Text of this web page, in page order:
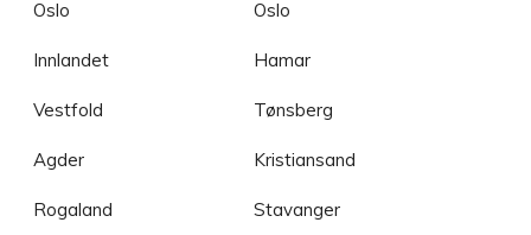
Oslo Oslo
Innlandet Hamar
Vestfold Tønsberg
Agder Kristiansand
Rogaland Stavanger